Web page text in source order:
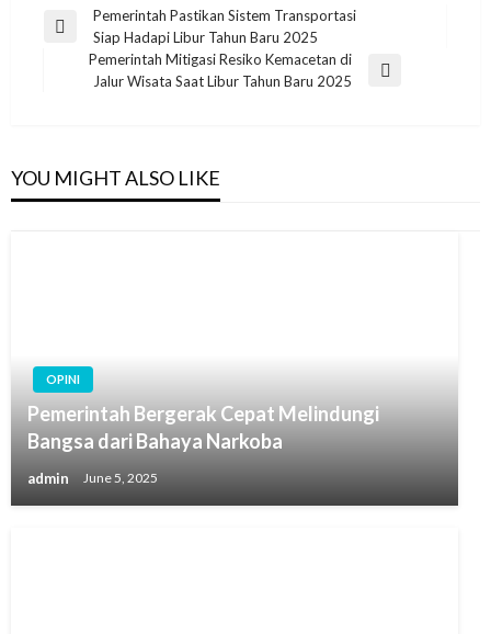
Post
navigation
Previous
Pemerintah Pastikan Sistem Transportasi
Siap Hadapi Libur Tahun Baru 2025
Pemerintah Mitigasi Resiko Kemacetan di
Jalur Wisata Saat Libur Tahun Baru 2025
YOU MIGHT ALSO LIKE
OPINI
Pemerintah Bergerak Cepat Melindungi
Bangsa dari Bahaya Narkoba
admin June 5, 2025